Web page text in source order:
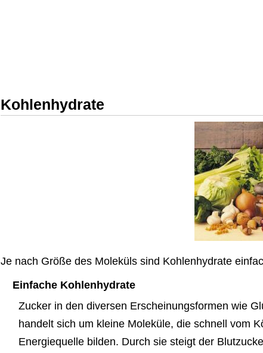
Kohlenhydrate
Je nach Größe des Moleküls sind Kohlenhydrate
Einfache Kohlenhydrate
Zucker in den diversen Erscheinungsformen wie
handelt sich um kleine Moleküle, die schnell vom
Energiequelle bilden. Durch sie steigt der